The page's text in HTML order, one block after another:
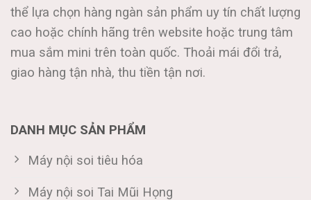
thể lựa chọn hàng ngàn sản phẩm uy tín chất lượng
cao hoặc chính hãng trên website hoặc trung tâm
mua sắm mini trên toàn quốc. Thoải mái đổi trả,
giao hàng tận nhà, thu tiền tận nơi.
DANH MỤC SẢN PHẨM
Máy nội soi tiêu hóa
Máy nội soi Tai Mũi Họng